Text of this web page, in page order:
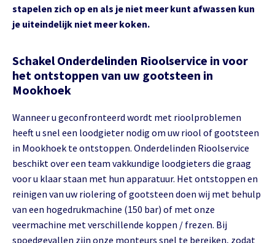
stapelen zich op en als je niet meer kunt afwassen kun
je uiteindelijk niet meer koken.
Schakel Onderdelinden Rioolservice in voor
het ontstoppen van uw gootsteen in
Mookhoek
Wanneer u geconfronteerd wordt met rioolproblemen
heeft u snel een loodgieter nodig om uw riool of gootsteen
in Mookhoek te ontstoppen. Onderdelinden Rioolservice
beschikt over een team vakkundige loodgieters die graag
voor u klaar staan met hun apparatuur. Het ontstoppen en
reinigen van uw riolering of gootsteen doen wij met behulp
van een hogedrukmachine (150 bar) of met onze
veermachine met verschillende koppen / frezen. Bij
spoedgevallen zijn onze monteurs snel te bereiken, zodat